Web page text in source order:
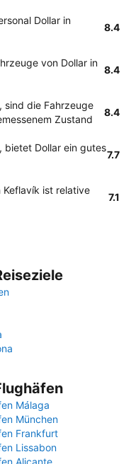
Dollar in
8.4
von Dollar in
8.4
sind die Fahrzeuge
Zustand
8.4
bietet Dollar ein gutes
7.7
Keflavík ist relative
7.1
Málaga
München
Frankfurt
Lissabon
Alicante